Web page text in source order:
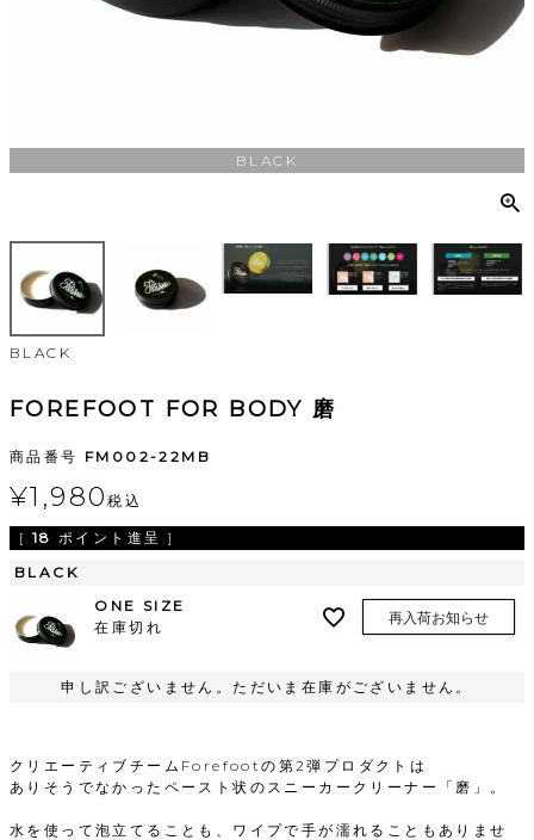
BLACK
BLACK
FOREFOOT FOR BODY 磨
商品番号 FM002-22MB
¥1,980税込
[ 18 ポイント進呈 ]
BLACK
ONE SIZE
在庫切れ
再入荷お知らせ
申し訳ございません。ただいま在庫がございません。
クリエーティブチームForefootの第2弾プロダクトは
ありそうでなかったペースト状のスニーカークリーナー「磨」。
水を使って泡立てることも、ワイプで手が濡れることもありませ